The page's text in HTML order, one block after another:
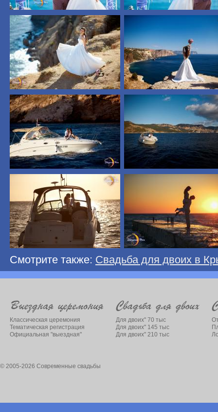
Смотрите также: Свадьба для двоих в
Классическая церемония
Тематическая регистрация
Официальная "выездная"
Для двоих" 70 тыс
Для двоих" 145 тыс
Для двоих" 210 тыс
© 2005-2026 Современные свадьбы